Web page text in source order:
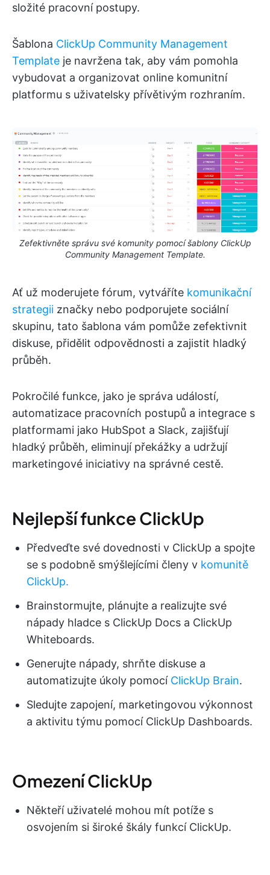
složité pracovní postupy.
Šablona ClickUp Community Management
Template je navržena tak, aby vám pomohla
vybudovat a organizovat online komunitní
platformu s uživatelsky přívětivým rozhraním.
Zefektivněte správu své komunity pomocí šablony ClickUp
Community Management Template.
Ať už moderujete fórum, vytváříte komunikační
strategii značky nebo podporujete sociální
skupinu, tato šablona vám pomůže zefektivnit
diskuse, přidělit odpovědnosti a zajistit hladký
průběh.
Pokročilé funkce, jako je správa událostí,
automatizace pracovních postupů a integrace s
platformami jako HubSpot a Slack, zajišťují
hladký průběh, eliminují překážky a udržují
marketingové iniciativy na správné cestě.
Nejlepší funkce ClickUp
Předveďte své dovednosti v ClickUp a spojte
se s podobně smýšlejícími členy v komunitě
ClickUp.
Brainstormujte, plánujte a realizujte své
nápady hladce s ClickUp Docs a ClickUp
Whiteboards.
Generujte nápady, shrňte diskuse a
automatizujte úkoly pomocí ClickUp Brain.
Sledujte zapojení, marketingovou výkonnost
a aktivitu týmu pomocí ClickUp Dashboards.
Omezení ClickUp
Někteří uživatelé mohou mít potíže s
osvojením si široké škály funkcí ClickUp.